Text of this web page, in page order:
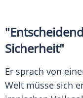
Sicherheit"
Er sprach von
Welt müsse sich